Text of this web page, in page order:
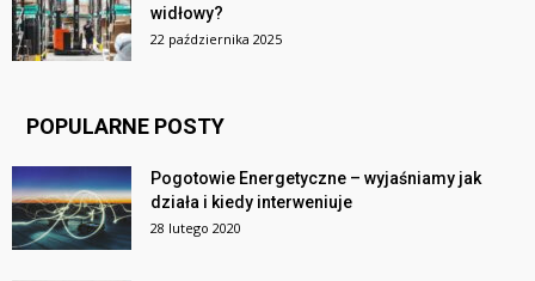
widłowy?
22 października 2025
POPULARNE POSTY
Pogotowie Energetyczne – wyjaśniamy jak
działa i kiedy interweniuje
28 lutego 2020